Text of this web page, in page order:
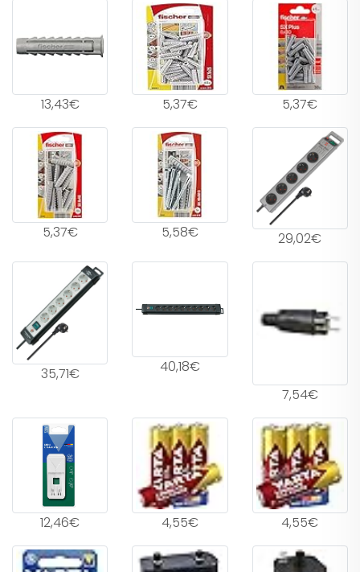
13,43€ 5,37€ 5,37€
5,37€ 5,58€ 29,02€
35,71€
40,18€
7,54€
12,46€ 4,55€ 4,55€